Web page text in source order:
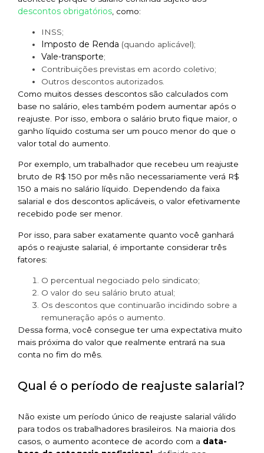
descontos obrigatórios , como:
INSS;
Imposto de Renda (quando aplicável);
Vale-transporte;
Contribuições previstas em acordo coletivo;
Outros descontos autorizados.
Como muitos desses descontos são calculados com
base no salário, eles também podem aumentar após o
reajuste. Por isso, embora o salário bruto fique maior, o
ganho líquido costuma ser um pouco menor do que o
valor total do aumento.
Por exemplo, um trabalhador que recebeu um reajuste
bruto de R$ 150 por mês não necessariamente verá R$
150 a mais no salário líquido. Dependendo da faixa
salarial e dos descontos aplicáveis, o valor efetivamente
recebido pode ser menor.
Por isso, para saber exatamente quanto você ganhará
após o reajuste salarial, é importante considerar três
fatores:
O percentual negociado pelo sindicato;
O valor do seu salário bruto atual;
Os descontos que continuarão incidindo sobre a
remuneração após o aumento.
Dessa forma, você consegue ter uma expectativa muito
mais próxima do valor que realmente entrará na sua
conta no fim do mês.
Qual é o período de reajuste salarial?
Não existe um período único de reajuste salarial válido
para todos os trabalhadores brasileiros. Na maioria dos
casos, o aumento acontece de acordo com a data-